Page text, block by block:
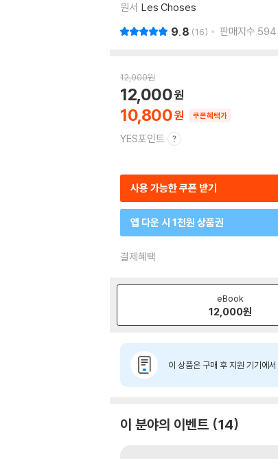
원서 Les Choses
9.8 16 판매지수 594
12,000원
10,800
12,000
쿠폰혜택가
YES포인트
사용 가능한 쿠폰 받기
앱 다운 시 1천원 상품권
결제혜택
eBook
12,000원
이 상품은 구매 후 지원 기기에서
이 분야의 이벤트 14